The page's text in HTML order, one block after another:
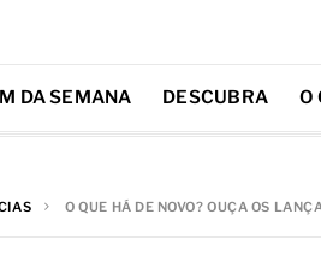
DA SEMANA DESCUBRA O
O QUE HÁ DE NOVO? OUÇA OS